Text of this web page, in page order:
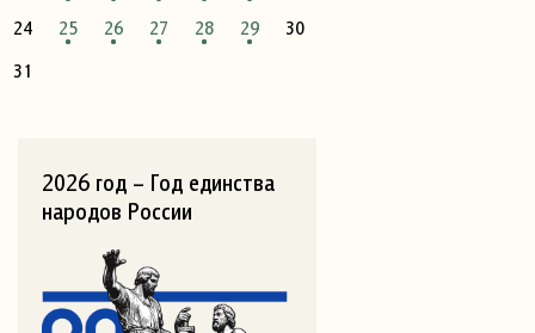
24
25 26 27 28 29
30
31
2026 год – Год единства
народов России